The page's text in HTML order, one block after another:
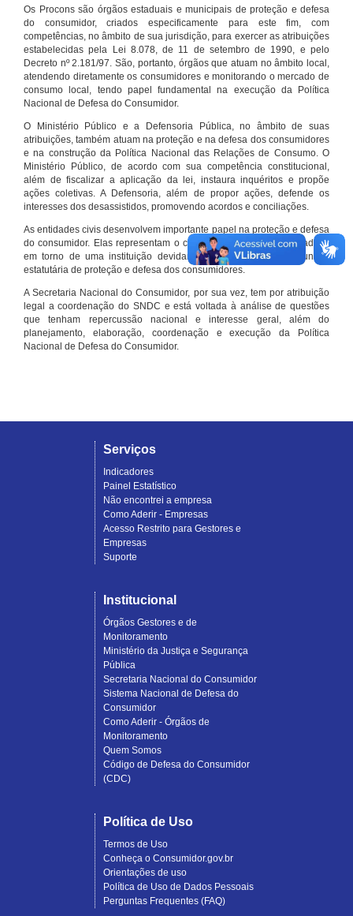
Os Procons são órgãos estaduais e municipais de proteção e defesa
do consumidor, criados especificamente para este fim, com
competências, no âmbito de sua jurisdição, para exercer as atribuições
estabelecidas pela Lei 8.078, de 11 de setembro de 1990, e pelo
Decreto nº 2.181/97. São, portanto, órgãos que atuam no âmbito local,
atendendo diretamente os consumidores e monitorando o mercado de
consumo local, tendo papel fundamental na execução da Política
Nacional de Defesa do Consumidor.
O Ministério Público e a Defensoria Pública, no âmbito de suas
atribuições, também atuam na proteção e na defesa dos consumidores
e na construção da Política Nacional das Relações de Consumo. O
Ministério Público, de acordo com sua competência constitucional,
além de fiscalizar a aplicação da lei, instaura inquéritos e propõe
ações coletivas. A Defensoria, além de propor ações, defende os
interesses dos desassistidos, promovendo acordos e conciliações.
As entidades civis desenvolvem importante papel na proteção e defesa
do consumidor. Elas representam o conjunto organizado de cidadãos
em torno de uma instituição devidamente registrada e com função
estatutária de proteção e defesa dos consumidores.
A Secretaria Nacional do Consumidor, por sua vez, tem por atribuição
legal a coordenação do SNDC e está voltada à análise de questões
que tenham repercussão nacional e interesse geral, além do
planejamento, elaboração, coordenação e execução da Política
Nacional de Defesa do Consumidor.
Serviços
Indicadores
Painel Estatístico
Não encontrei a empresa
Como Aderir - Empresas
Acesso Restrito para Gestores e
Empresas
Suporte
Institucional
Órgãos Gestores e de
Monitoramento
Ministério da Justiça e Segurança
Pública
Secretaria Nacional do Consumidor
Sistema Nacional de Defesa do
Consumidor
Como Aderir - Órgãos de
Monitoramento
Quem Somos
Código de Defesa do Consumidor
(CDC)
Política de Uso
Termos de Uso
Conheça o Consumidor.gov.br
Orientações de uso
Política de Uso de Dados Pessoais
Perguntas Frequentes (FAQ)